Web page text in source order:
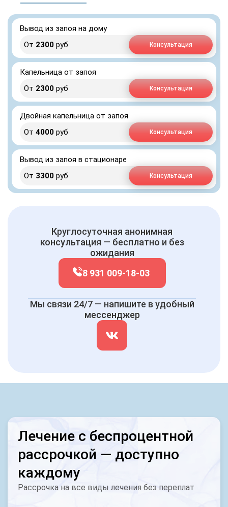
Вывод из запоя на дому
От 2300 руб Консультация
Капельница от запоя
От 2300 руб Консультация
Двойная капельница от запоя
От 4000 руб Консультация
Вывод из запоя в стационаре
От 3300 руб Консультация
Круглосуточная анонимная
консультация — бесплатно и без
ожидания
8 931 009-18-03
Мы связи 24/7 — напишите в удобный
мессенджер
Лечение с беспроцентной
рассрочкой — доступно
каждому
Рассрочка на все виды лечения без переплат